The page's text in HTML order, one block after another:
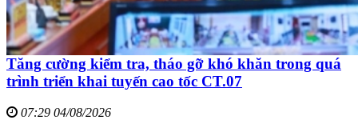
Tăng cường kiểm tra, tháo gỡ khó khăn trong quá
trình triển khai tuyến cao tốc CT.07
07:29 04/08/2026